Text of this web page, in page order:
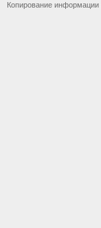
Копирование